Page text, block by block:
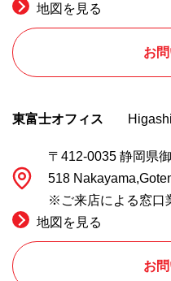
地図を見る
お
東富士オフィス
〒412-0035 静岡県
518
※ご来店による窓口
地図を見る
お